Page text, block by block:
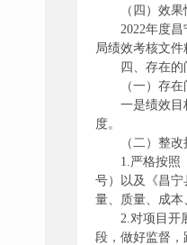
（四）效
2022年度
局绩效考核文
四、存在
（一）存
一是绩效目
度。
（二）整
1.严格按照
号）以及《昌宁
量、质量、成
2.对项目开
段，做好监督，